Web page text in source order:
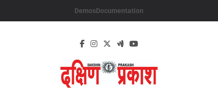
DemosDocumentation